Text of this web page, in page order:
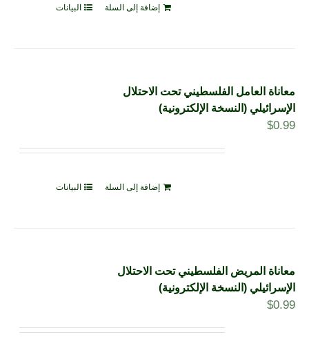
إضافة إلى السلة البيانات
معاناة العامل الفلسطيني تحت الاحتلال
الإسرائيلي (النسخة الإلكترونية)
$0.99
إضافة إلى السلة البيانات
معاناة المريض الفلسطيني تحت الاحتلال
الإسرائيلي (النسخة الإلكترونية)
$0.99